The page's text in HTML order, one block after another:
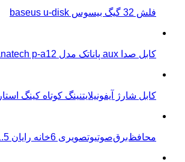
فلش 32 گیگ بیسوس baseus u-disk
کابل صدا aux پاناتک مدل panatech p-a12
کابل شارژ آیفونیلایتنینگ کوتاه کینگ استارkingstar k520i
محافظ‌برق‌صوتیو‌تصویری 6خانه رایان 1.5متریrayan